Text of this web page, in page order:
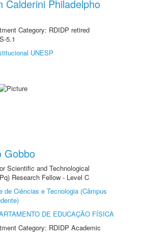
Calderini Philadelpho
Category: RDIDP retired
5.1
UNESP
Gobbo
Scientific and Technological
Research Fellow - Level C
de Ciências e Tecnologia (Câmpus
DE EDUCAÇÃO FÍSICA
Category: RDIDP Academic